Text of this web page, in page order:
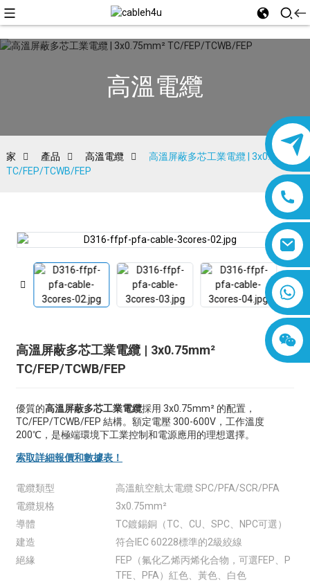
8618019377761
高溫電纜
家 產品 高溫電纜
高溫屏蔽多芯工業電纜 | 3x0.75mm²
TC/FEP/TCWB/FEP
高溫屏蔽多芯工業電纜 | 3x0.75mm²
TC/FEP/TCWB/FEP
優質的高溫屏蔽多芯工業電纜採用 3x0.75mm² 的配置，
TC/FEP/TCWB/FEP 結構。額定電壓 300-600V，工作溫度
200℃，是極端環境下工業控制和電源應用的理想選擇。
索取詳細報價和數據表！
電纜類型
高溫航空航太電纜 SPC/PFA/SCR/PFA
電纜規格
3x0.75mm²
導體
TC鍍錫銅（TC、CU、SPC、NPC可選）
建造
符合IEC 60228標準的2級絞線
絕緣
FEP（氟化乙烯丙烯化合物，可選FEP、P
TFE、PFA）紅色、黃色、白色